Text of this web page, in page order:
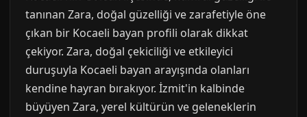
tanınan Zara, doğal güzelliği ve zarafetiyle öne
çıkan bir Kocaeli bayan profili olarak dikkat
çekiyor. Zara, doğal çekiciliği ve etkileyici
duruşuyla Kocaeli bayan arayışında olanları
kendine hayran bırakıyor. İzmit'in kalbinde
büyüyen Zara, yerel kültürün ve geleneklerin